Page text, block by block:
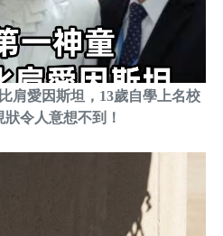
肩愛因斯坦，13歲自學上名校
狀令人意想不到！